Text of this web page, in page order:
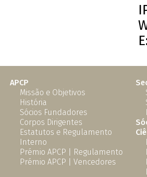
APCP
Missão e Objetivos
História
Sócios Fundadores
Corpos Dirigentes
Estatutos e Regulamento
Interno
Prémio APCP | Regulamento
Prémio APCP | Vencedores